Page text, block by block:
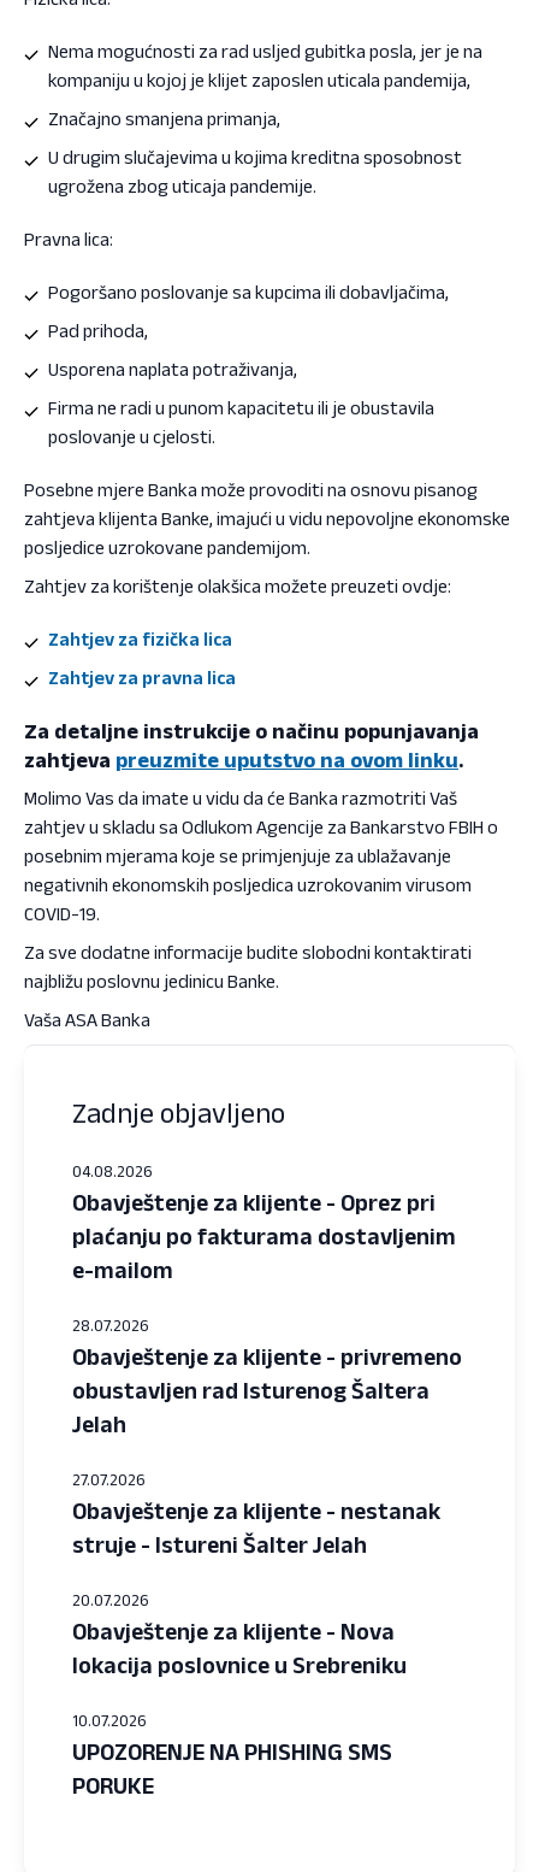
Nema mogućnosti za rad usljed gubitka posla, jer je na
kompaniju u kojoj je klijet zaposlen uticala pandemija,
Značajno smanjena primanja,
U drugim slučajevima u kojima kreditna sposobnost
ugrožena zbog uticaja pandemije.
Pravna lica:
Pogoršano poslovanje sa kupcima ili dobavljačima,
Pad prihoda,
Usporena naplata potraživanja,
Firma ne radi u punom kapacitetu ili je obustavila
poslovanje u cjelosti.
Posebne mjere Banka može provoditi na osnovu pisanog
zahtjeva klijenta Banke, imajući u vidu nepovoljne ekonomske
posljedice uzrokovane pandemijom.
Zahtjev za korištenje olakšica možete preuzeti ovdje:
Zahtjev za fizička lica
Zahtjev za pravna lica
Za detaljne instrukcije o načinu popunjavanja
zahtjeva preuzmite uputstvo na ovom linku.
Molimo Vas da imate u vidu da će Banka razmotriti Vaš
zahtjev u skladu sa Odlukom Agencije za Bankarstvo FBIH o
posebnim mjerama koje se primjenjuje za ublažavanje
negativnih ekonomskih posljedica uzrokovanim virusom
COVID-19.
Za sve dodatne informacije budite slobodni kontaktirati
najbližu poslovnu jedinicu Banke.
Vaša ASA Banka
Zadnje objavljeno
04.08.2026
Obavještenje za klijente - Oprez pri
plaćanju po fakturama dostavljenim
e-mailom
28.07.2026
Obavještenje za klijente - privremeno
obustavljen rad Isturenog Šaltera
Jelah
27.07.2026
Obavještenje za klijente - nestanak
struje - Istureni Šalter Jelah
20.07.2026
Obavještenje za klijente - Nova
lokacija poslovnice u Srebreniku
10.07.2026
UPOZORENJE NA PHISHING SMS
PORUKE